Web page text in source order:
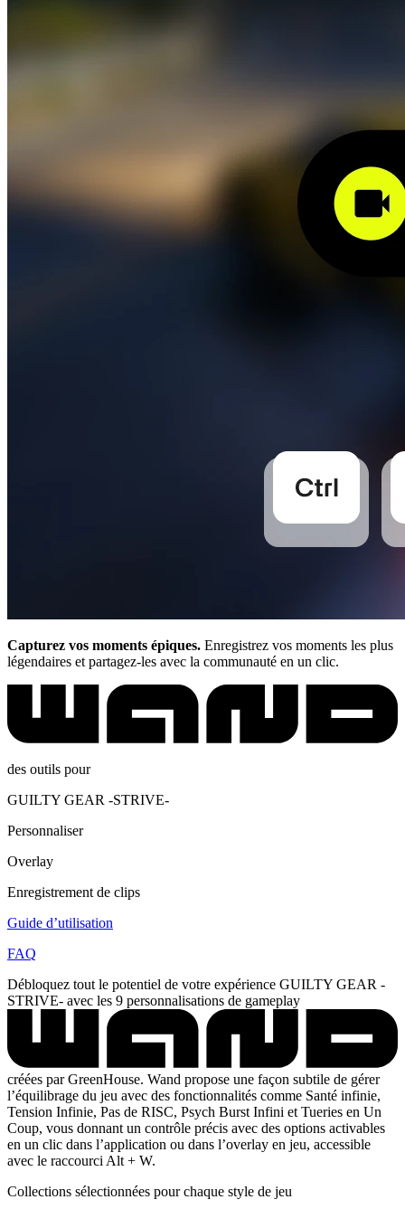
Capturez vos moments épiques. Enregistrez vos moments les plus
légendaires et partagez-les avec la communauté en un clic.
des outils pour
GUILTY GEAR -STRIVE-
Personnaliser
Overlay
Enregistrement de clips
Guide d’utilisation
FAQ
Débloquez tout le potentiel de votre expérience GUILTY GEAR -
STRIVE- avec les 9 personnalisations de gameplay
créées par GreenHouse. Wand propose une façon subtile de gérer
l’équilibrage du jeu avec des fonctionnalités comme Santé infinie,
Tension Infinie, Pas de RISC, Psych Burst Infini et Tueries en Un
Coup, vous donnant un contrôle précis avec des options activables
en un clic dans l’application ou dans l’overlay en jeu, accessible
avec le raccourci Alt + W.
Collections sélectionnées pour chaque style de jeu